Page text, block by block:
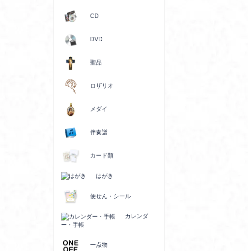
CD
DVD
聖品
ロザリオ
メダイ
伴奏譜
カード類
はがき
便せん・シール
カレンダ
ー・手帳
一点物